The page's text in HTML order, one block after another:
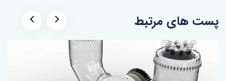
پست های مرتبط